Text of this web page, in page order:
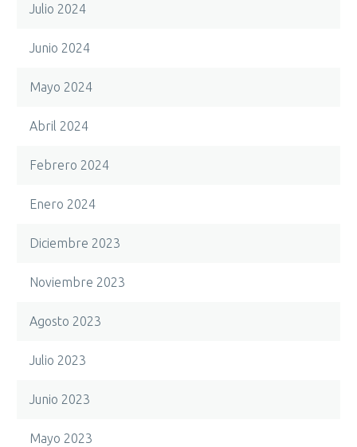
Julio 2024
Junio 2024
Mayo 2024
Abril 2024
Febrero 2024
Enero 2024
Diciembre 2023
Noviembre 2023
Agosto 2023
Julio 2023
Junio 2023
Mayo 2023